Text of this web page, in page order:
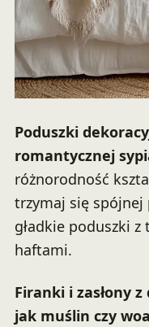
Poduszki
romantycznej
różnorodność
trzymaj się spójnej
gładkie poduszki
haftami.
Firanki i zasłony
jak muślin czy